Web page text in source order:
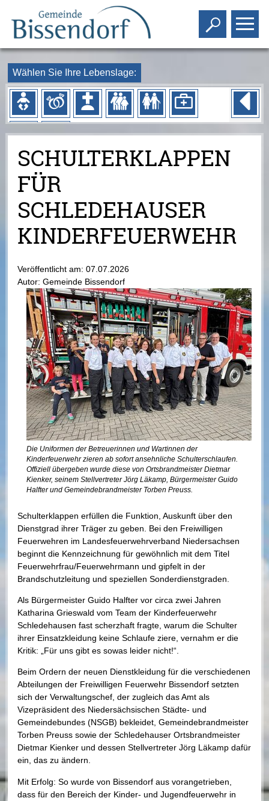
Toggle
Wählen Sie Ihre Lebenslage:
SCHULTERKLAPPEN
FÜR
SCHLEDEHAUSER
KINDERFEUERWEHR
Veröffentlicht am: 07.07.2026
Autor: Gemeinde Bissendorf
Die Uniformen der Betreuerinnen und Wartinnen der
Kinderfeuerwehr zieren ab sofort ansehnliche Schulterschlaufen.
Offiziell übergeben wurde diese von Ortsbrandmeister Dietmar
Kienker, seinem Stellvertreter Jörg Läkamp, Bürgermeister Guido
Halfter und Gemeindebrandmeister Torben Preuss.
Schulterklappen erfüllen die Funktion, Auskunft über den
Dienstgrad ihrer Träger zu geben. Bei den Freiwilligen
Feuerwehren im Landesfeuerwehrverband Niedersachsen
beginnt die Kennzeichnung für gewöhnlich mit dem Titel
Feuerwehrfrau/Feuerwehrmann und gipfelt in der
Brandschutzleitung und speziellen Sonderdienstgraden.
Als Bürgermeister Guido Halfter vor circa zwei Jahren
Katharina Grieswald vom Team der Kinderfeuerwehr
Schledehausen fast scherzhaft fragte, warum die Schulter
ihrer Einsatzkleidung keine Schlaufe ziere, vernahm er die
Kritik: „Für uns gibt es sowas leider nicht!“.
Beim Ordern der neuen Dienstkleidung für die verschiedenen
Abteilungen der Freiwilligen Feuerwehr Bissendorf setzten
sich der Verwaltungschef, der zugleich das Amt als
Vizepräsident des Niedersächsischen Städte- und
Gemeindebundes (NSGB) bekleidet, Gemeindebrandmeister
Torben Preuss sowie der Schledehauser Ortsbrandmeister
Dietmar Kienker und dessen Stellvertreter Jörg Läkamp dafür
ein, das zu ändern.
Mit Erfolg: So wurde von Bissendorf aus vorangetrieben,
dass für den Bereich der Kinder- und Jugendfeuerwehr in